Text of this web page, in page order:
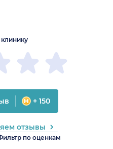
по оценкам
+ 150
отзывы